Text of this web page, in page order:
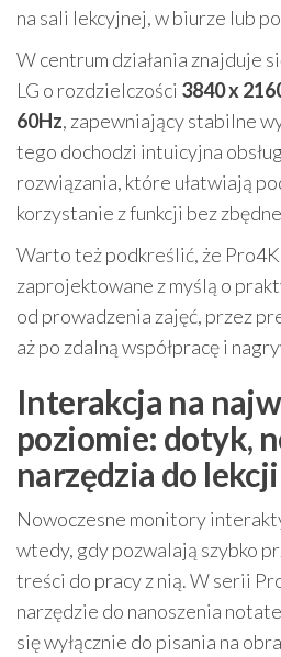
na sali lekcyjnej, w biurze lub
W centrum działania znajduje
LG o rozdzielczości 3840 x
60Hz, zapewniający stabilne
tego dochodzi intuicyjna
rozwiązania, które ułatwiają
korzystanie z funkcji bez
Warto też podkreślić, że Pro4K
zaprojektowane z myślą o
od prowadzenia zajęć, przez
aż po zdalną współpracę i
Interakcja na
poziomie: dotyk,
narzędzia do lekcji
Nowoczesne monitory
wtedy, gdy pozwalają szybko
treści do pracy z nią. W serii
narzędzie do nanoszenia
się wyłącznie do pisania na